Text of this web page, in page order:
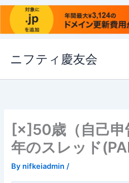
ス
ニフティ慶友会
[×]50歳（自己申
年のスレッド
By nifkeiadmin/